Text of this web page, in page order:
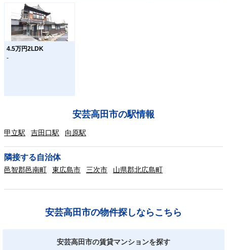
4.5万円2LDK
-
安芸高田市の駅情報
甲立駅 吉田口駅 向原駅
隣接する自治体
邑智郡邑南町 東広島市 三次市 山県郡北広島町
安芸高田市の物件探しならこちら
安芸高田市の賃貸マンションを探す